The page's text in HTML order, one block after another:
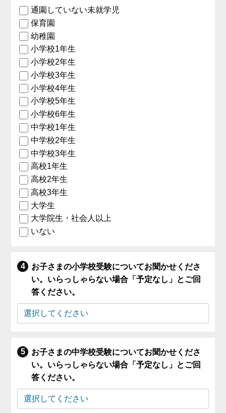
通園していない未就学児
保育園
幼稚園
小学校1年生
小学校2年生
小学校3年生
小学校4年生
小学校5年生
小学校6年生
中学校1年生
中学校2年生
中学校3年生
高校1年生
高校2年生
高校3年生
大学生
大学院生・社会人以上
いない
お子さまの小学校受験についてお聞かせくださ
い。いらっしゃらない場合「予定なし」とご回
答ください。
お子さまの中学校受験についてお聞かせくださ
い。いらっしゃらない場合「予定なし」とご回
答ください。